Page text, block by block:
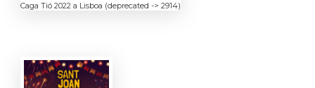
Caga Tió 2022 a Lisboa (deprecated -> 2914)